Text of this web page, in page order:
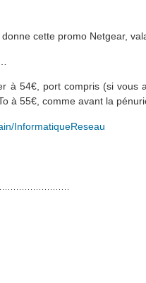
cette promo Netgear,
à 54€, port compris (si vous
à 55€, comme avant la
InformatiqueReseau